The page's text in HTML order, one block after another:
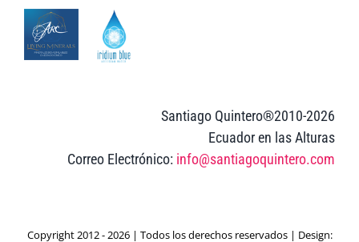
Santiago Quintero®2010-2026
Ecuador en las Alturas
Correo Electrónico: info@santiagoquintero.com
Copyright 2012 - 2026 | Todos los derechos reservados | Design: